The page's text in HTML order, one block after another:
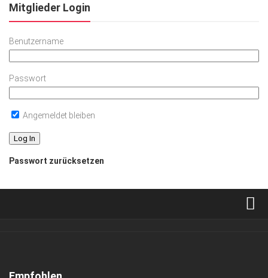
Mitglieder Login
Benutzername
Passwort
Angemeldet bleiben
Passwort zurücksetzen
Kontakt, Impressum